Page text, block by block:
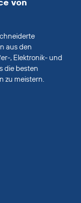
aus den
, Elektronik- und
die besten
zu meistern.